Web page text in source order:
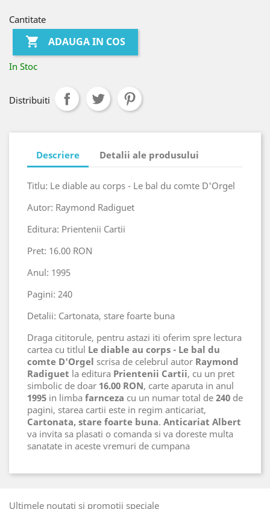
Cantitate
 ADAUGA IN COS
In Stoc
Distribuiti
Descriere Detalii ale produsului
Titlu: Le diable au corps - Le bal du comte D'Orgel
Autor: Raymond Radiguet
Editura: Prientenii Cartii
Pret: 16.00 RON
Anul: 1995
Pagini: 240
Detalii: Cartonata, stare foarte buna
Draga cititorule, pentru astazi iti oferim spre lectura
cartea cu titlul Le diable au corps - Le bal du
comte D'Orgel scrisa de celebrul autor Raymond
Radiguet la editura Prientenii Cartii, cu un pret
simbolic de doar 16.00 RON, carte aparuta in anul
1995 in limba farnceza cu un numar total de 240 de
pagini, starea cartii este in regim anticariat,
Cartonata, stare foarte buna. Anticariat Albert
va invita sa plasati o comanda si va doreste multa
sanatate in aceste vremuri de cumpana
Ultimele noutati si promotii speciale